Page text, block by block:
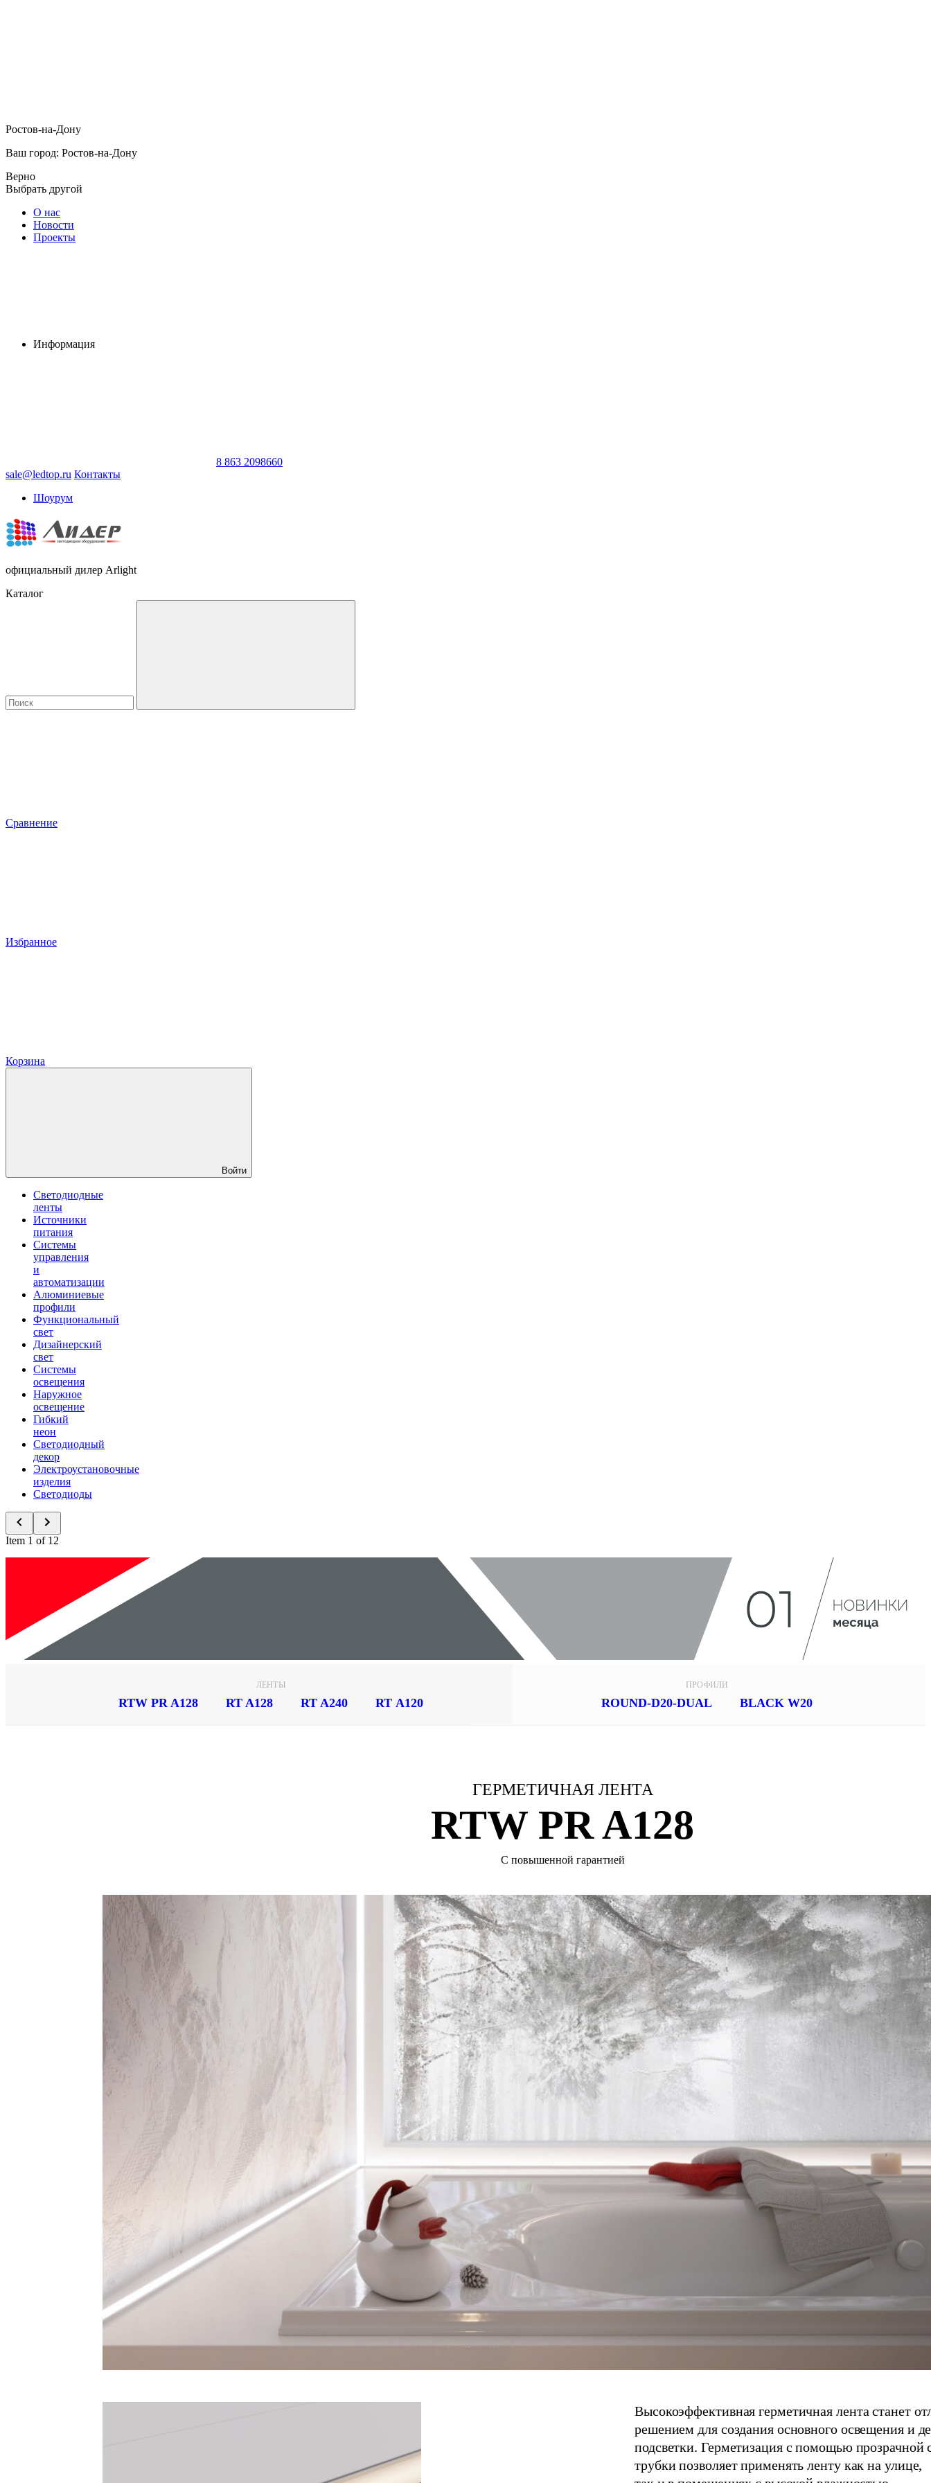
Ростов-на-Дону
Ваш город: Ростов-на-Дону
Верно
Выбрать другой
О нас
Новости
Проекты
Информация
8 863 2098660
sale@ledtop.ru Контакты
Шоурум
официальный дилер Arlight
Каталог
Сравнение
Избранное
Корзина
Войти
Светодиодные
ленты
Источники
питания
Системы
управления
и
автоматизации
Алюминиевые
профили
Функциональный
свет
Дизайнерский
свет
Системы
освещения
Наружное
освещение
Гибкий
неон
Светодиодный
декор
Электроустановочные
изделия
Светодиоды
Item 1 of 12
ЛЕНТЫ
RTW PR A128 RT A128 RT A240 RT А120
ПРОФИЛИ
ROUND-D20-DUAL BLACK W20
ГЕРМЕТИЧНАЯ ЛЕНТА
RTW PR A128
С повышенной гарантией
Высокоэффективная герметичная лента станет
решением для создания основного освещения и
подсветки. Герметизация с помощью прозрачной
трубки позволяет применять ленту как на улице,